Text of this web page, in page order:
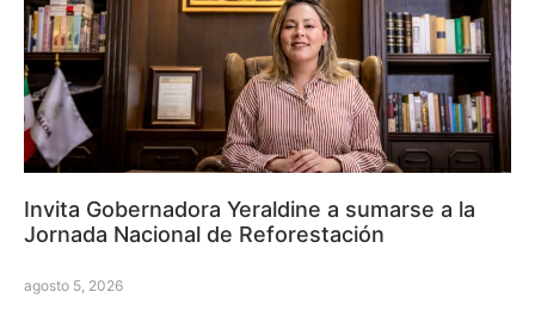
Invita Gobernadora Yeraldine a sumarse a la
Jornada Nacional de Reforestación
agosto 5, 2026